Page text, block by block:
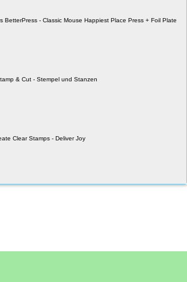
BetterPress - Classic Mouse Happiest Place Press + Foil Plate
& Cut - Stempel und Stanzen
Clear Stamps - Deliver Joy